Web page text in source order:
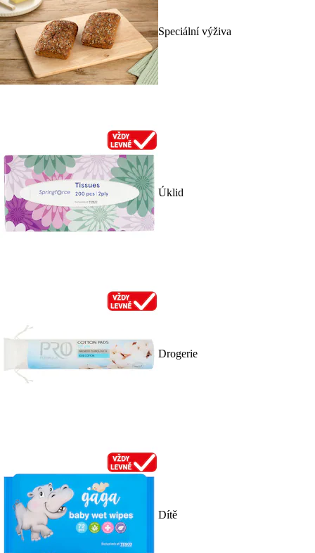
Speciální výživa
Úklid
Drogerie
Dítě